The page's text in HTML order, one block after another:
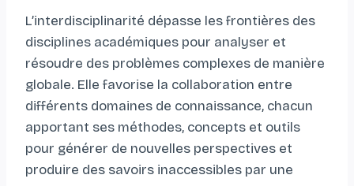
L’interdisciplinarité dépasse les frontières des
disciplines académiques pour analyser et
résoudre des problèmes complexes de manière
globale. Elle favorise la collaboration entre
différents domaines de connaissance, chacun
apportant ses méthodes, concepts et outils
pour générer de nouvelles perspectives et
produire des savoirs inaccessibles par une